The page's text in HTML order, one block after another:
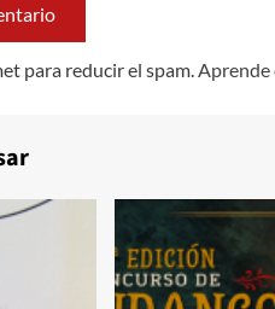
para reducir el spam. Aprende